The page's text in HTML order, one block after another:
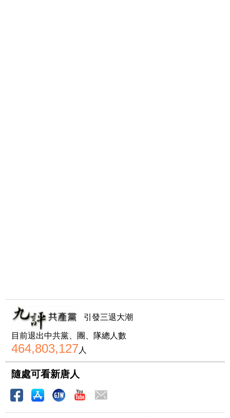
引發三退大潮
目前退出中共黨、團、隊總人數
464,803,127人
隨處可看新唐人